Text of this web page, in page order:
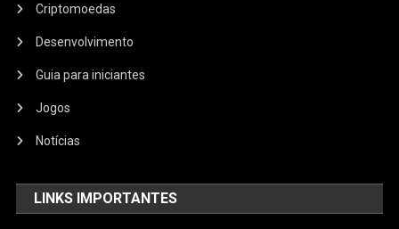
Criptomoedas
Desenvolvimento
Guia para iniciantes
Jogos
Notícias
LINKS IMPORTANTES